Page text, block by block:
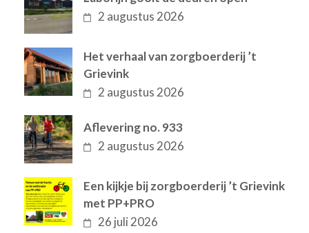
2 augustus 2026
Het verhaal van zorgboerderij ’t
Grievink
2 augustus 2026
Aflevering no. 933
2 augustus 2026
Een kijkje bij zorgboerderij ’t Grievink
met PP+PRO
26 juli 2026